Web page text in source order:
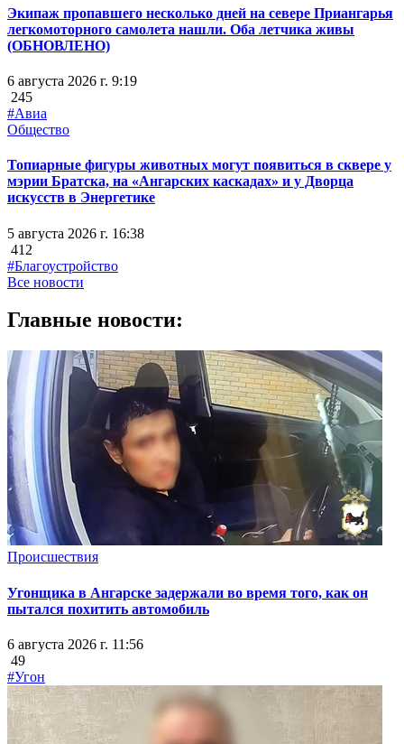
Экипаж пропавшего несколько дней на севере Приангарья
легкомоторного самолета нашли. Оба летчика живы
(ОБНОВЛЕНО)
6 августа 2026 г. 9:19
245
#Авиа
Общество
Топиарные фигуры животных могут появиться в сквере у
мэрии Братска, на «Ангарских каскадах» и у Дворца
искусств в Энергетике
5 августа 2026 г. 16:38
412
#Благоустройство
Все новости
Главные новости:
Происшествия
Угонщика в Ангарске задержали во время того, как он
пытался похитить автомобиль
6 августа 2026 г. 11:56
49
#Угон